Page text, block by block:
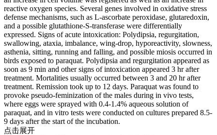
reactive oxygen species. Several genes involved in oxidative stress
defense mechanisms, such as L-ascorbate peroxidase, glutaredoxin,
and a possible glutathione-S-transferase were differentially
expressed. Signs of acute intoxication: Polydipsia, regurgitation,
swallowing, ataxia, imbalance, wing-drop, hyporeactivity, slowness,
asthenia, sitting, running and falling, and possible miosis occurred in
birds exposed to paraquat. Polydipsia and regurgitation appeared as
soon as 9 min and other signs of intoxication appeared 3 hr after
treatment. Mortalities usually occurred between 3 and 20 hr after
treatment. Remission took up to 12 days. Paraquat was found to
provoke pseudo-feminization of the males during in vivo tests,
where eggs were sprayed with 0.4-1.4% aqueous solution of
paraquat, and in vitro tests were conducted on cultures prepared 8.5-
9 days after the start of the incubation.
点击展开